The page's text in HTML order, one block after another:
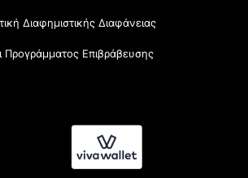
Διαφημιστικής Διαφάνειας
Προγράμματος Επιβράβευσης